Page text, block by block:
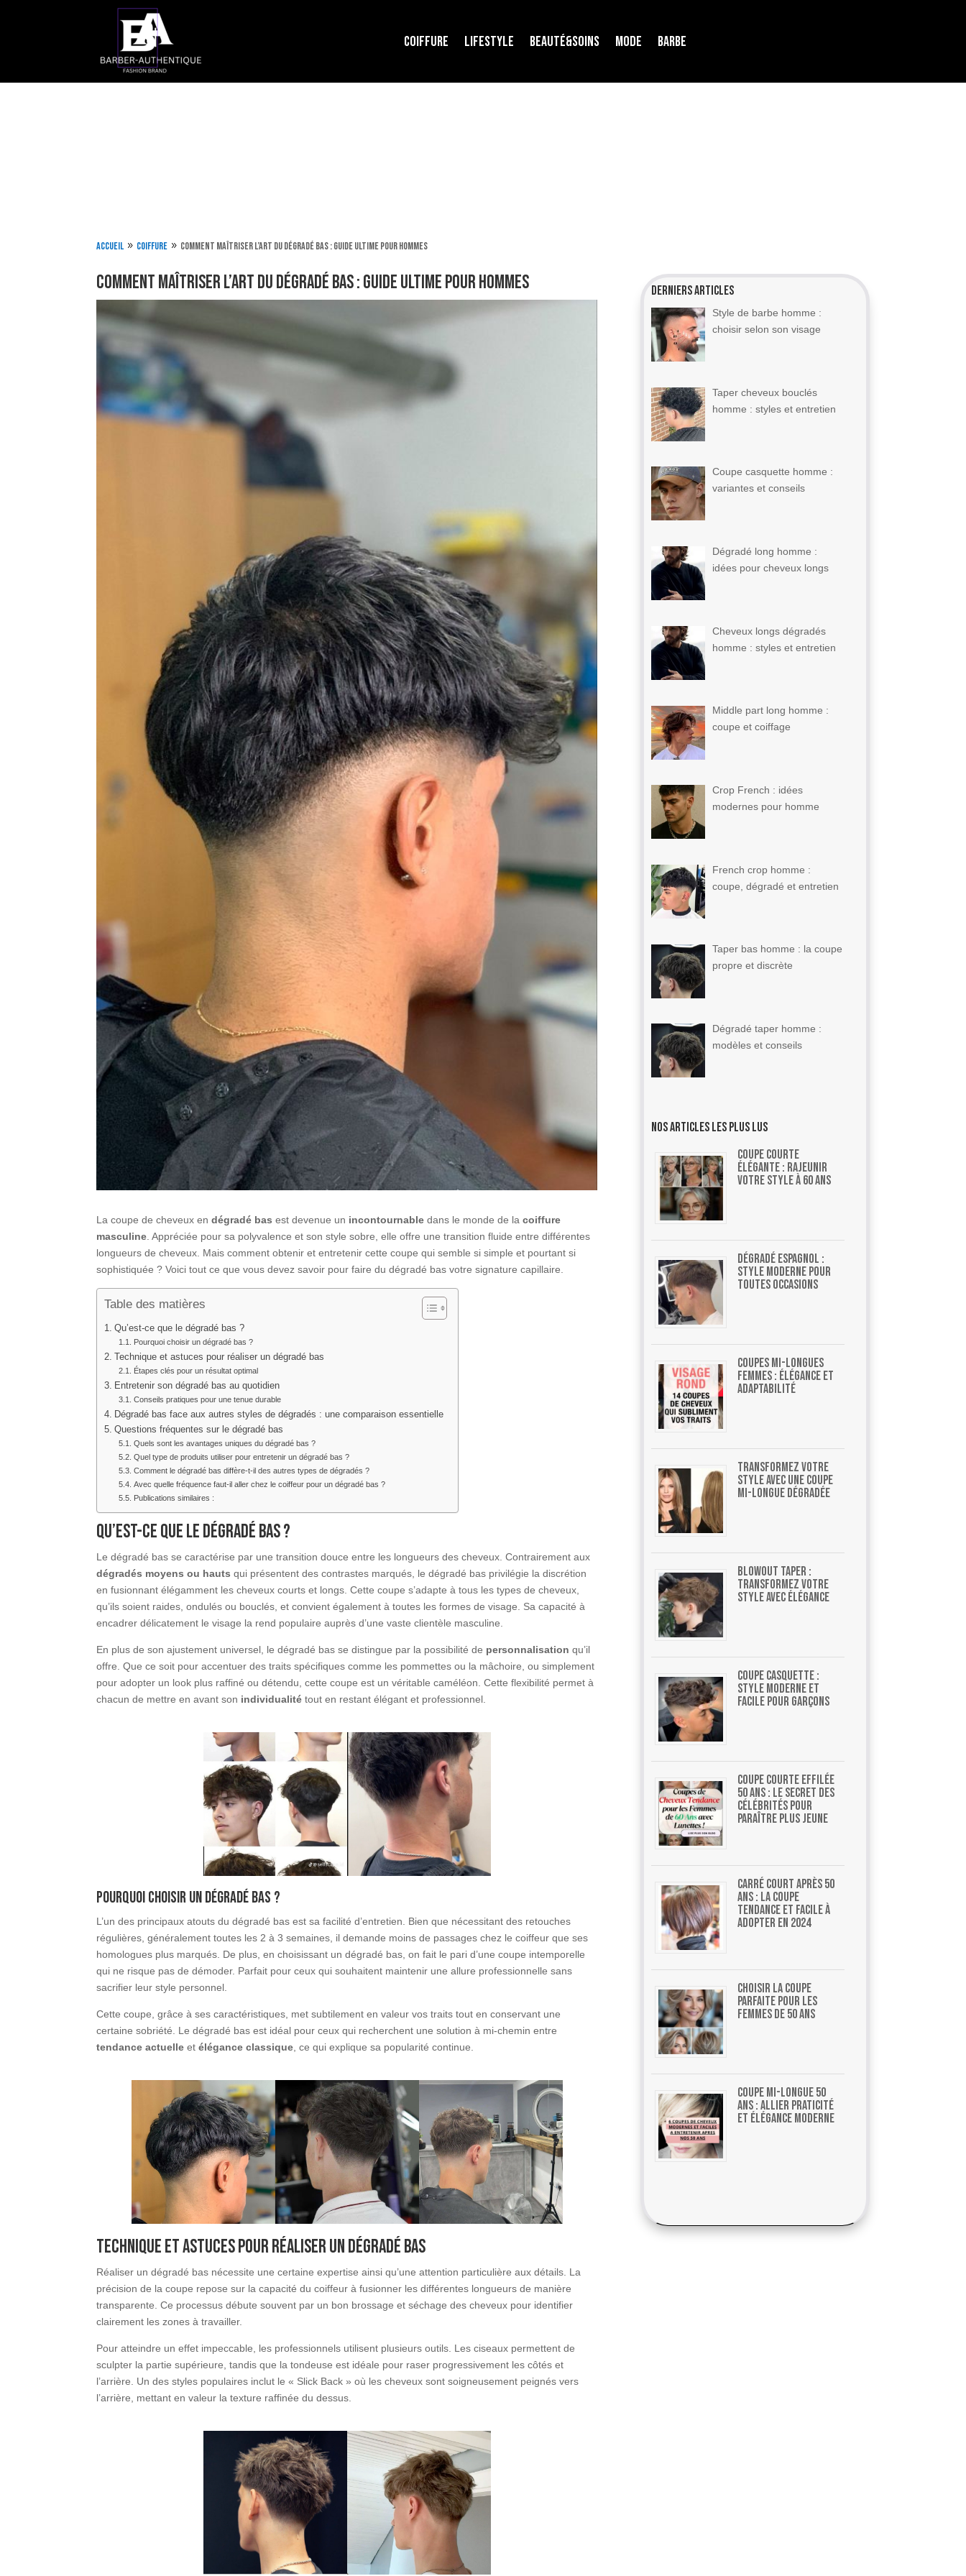
COIFFURE LIFESTYLE BEAUTÉ&SOINS MODE BARBE
Accueil 9 Coiffure 9 Comment maîtriser l’art du dégradé bas : Guide ultime pour hommes
Comment maîtriser l’art du dégradé bas : Guide ultime pour hommes
La coupe de cheveux endégradé bas est devenue un incontournable dans le monde de lacoiffure
masculine . Appréciée pour sa polyvalence et son style sobre, elle offre une transition fluide entre différentes
longueurs de cheveux. Mais comment obtenir et entretenir cette coupe qui semble si simple et pourtant si
sophistiquée ? Voici tout ce que vous devez savoir pour faire du dégradé bas votre signature capillaire.
Table des matières
Qu’est-ce que le dégradé bas ?
Pourquoi choisir un dégradé bas ?
Technique et astuces pour réaliser un dégradé bas
Étapes clés pour un résultat optimal
Entretenir son dégradé bas au quotidien
Conseils pratiques pour une tenue durable
Dégradé bas face aux autres styles de dégradés : une comparaison essentielle
Questions fréquentes sur le dégradé bas
Quels sont les avantages uniques du dégradé bas ?
Quel type de produits utiliser pour entretenir un dégradé bas ?
Comment le dégradé bas diffère-t-il des autres types de dégradés ?
Avec quelle fréquence faut-il aller chez le coiffeur pour un dégradé bas ?
Publications similaires :
Qu’est-ce que le dégradé bas ?
Le dégradé bas se caractérise par une transition douce entre les longueurs des cheveux. Contrairement aux
dégradés moyens ou hauts qui présentent des contrastes marqués, le dégradé bas privilégie la discrétion
en fusionnant élégamment les cheveux courts et longs. Cette coupe s’adapte à tous les types de cheveux,
qu’ils soient raides, ondulés ou bouclés, et convient également à toutes les formes de visage. Sa capacité à
encadrer délicatement le visage la rend populaire auprès d’une vaste clientèle masculine.
En plus de son ajustement universel, le dégradé bas se distingue par la possibilité de personnalisation qu’il
offre. Que ce soit pour accentuer des traits spécifiques comme les pommettes ou la mâchoire, ou simplement
pour adopter un look plus raffiné ou détendu, cette coupe est un véritable caméléon. Cette flexibilité permet à
chacun de mettre en avant son individualité tout en restant élégant et professionnel.
Pourquoi choisir un dégradé bas ?
L’un des principaux atouts du dégradé bas est sa facilité d’entretien. Bien que nécessitant des retouches
régulières, généralement toutes les 2 à 3 semaines, il demande moins de passages chez le coiffeur que ses
homologues plus marqués. De plus, en choisissant un dégradé bas, on fait le pari d’une coupe intemporelle
qui ne risque pas de démoder. Parfait pour ceux qui souhaitent maintenir une allure professionnelle sans
sacrifier leur style personnel.
Cette coupe, grâce à ses caractéristiques, met subtilement en valeur vos traits tout en conservant une
certaine sobriété. Le dégradé bas est idéal pour ceux qui recherchent une solution à mi-chemin entre
tendance actuelle etélégance classique , ce qui explique sa popularité continue.
Technique et astuces pour réaliser un dégradé bas
Réaliser un dégradé bas nécessite une certaine expertise ainsi qu’une attention particulière aux détails. La
précision de la coupe repose sur la capacité du coiffeur à fusionner les différentes longueurs de manière
transparente. Ce processus débute souvent par un bon brossage et séchage des cheveux pour identifier
clairement les zones à travailler.
Pour atteindre un effet impeccable, les professionnels utilisent plusieurs outils. Les ciseaux permettent de
sculpter la partie supérieure, tandis que la tondeuse est idéale pour raser progressivement les côtés et
l’arrière. Un des styles populaires inclut le « Slick Back » où les cheveux sont soigneusement peignés vers
l’arrière, mettant en valeur la texture raffinée du dessus.
Derniers articles
Style de barbe homme :
choisir selon son visage
Taper cheveux bouclés
homme : styles et entretien
Coupe casquette homme :
variantes et conseils
Dégradé long homme :
idées pour cheveux longs
Cheveux longs dégradés
homme : styles et entretien
Middle part long homme :
coupe et coiffage
Crop French : idées
modernes pour homme
French crop homme :
coupe, dégradé et entretien
Taper bas homme : la coupe
propre et discrète
Dégradé taper homme :
modèles et conseils
Nos articles les plus lus
Coupe courte
élégante : rajeunir
votre style à 60 ans
Dégradé espagnol :
style moderne pour
toutes occasions
Coupes mi-longues
femmes : élégance et
adaptabilité
Transformez votre
style avec une coupe
mi-longue dégradée
Blowout Taper :
Transformez Votre
Style Avec Élégance
Coupe casquette :
style moderne et
facile pour garçons
Coupe courte effilée
50 ans : le secret des
célébrités pour
paraître plus jeune
Carré court après 50
ans : la coupe
tendance et facile à
adopter en 2024
Choisir la coupe
parfaite pour les
femmes de 50 ans
Coupe mi-longue 50
ans : allier praticité
et élégance moderne